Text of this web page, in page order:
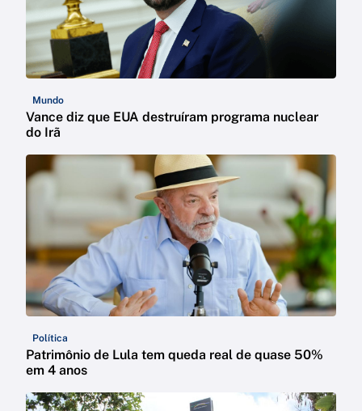
Mundo
Vance diz que EUA destruíram programa nuclear
do Irã
Política
Patrimônio de Lula tem queda real de quase 50%
em 4 anos